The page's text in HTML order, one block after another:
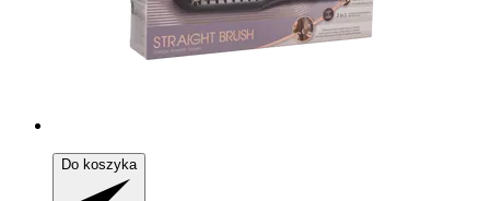
Do koszyka